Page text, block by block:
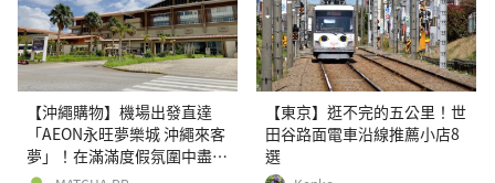
【沖繩購物】機場出發直達
「AEON永旺夢樂城 沖繩來客
夢」！在滿滿度假氛圍中盡情
購物
【東京】逛不完的五公里！世
田谷路面電車沿線推薦小店8
選